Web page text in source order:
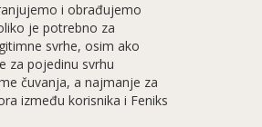
i obrađujemo
je potrebno za
svrhe, osim ako
za pojedinu svrhu
čuvanja, a najmanje za
između korisnika i Feniks